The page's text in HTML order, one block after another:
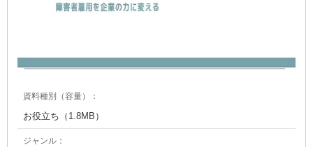
資料種別（容量）：
お役立ち（1.8MB）
ジャンル：